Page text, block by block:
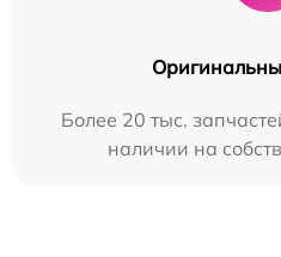
Более 20 тыс.
наличии на